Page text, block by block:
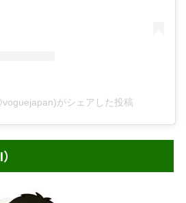
がシェアした投稿